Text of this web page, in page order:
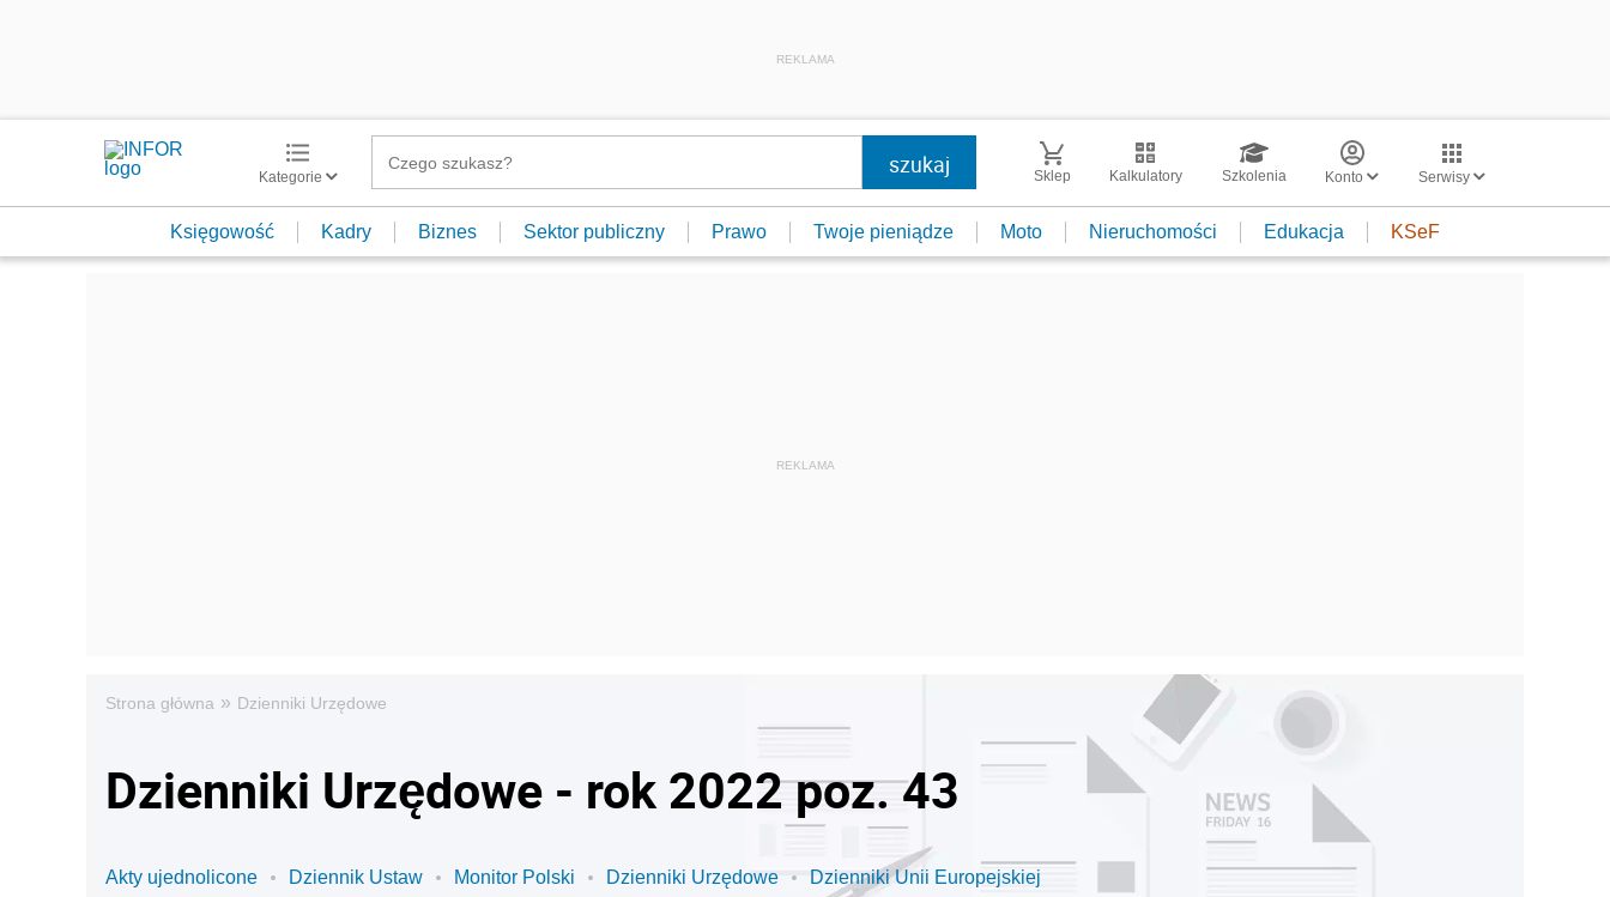
REKLAMA
Kategorie Sklep Kalkulatory Szkolenia Konto Serwisy
Księgowość Kadry Biznes Sektor publiczny Prawo Twoje pieniądze Moto Nieruchomości Edukacja KSeF
Strona główna » Dzienniki Urzędowe
Dzienniki Urzędowe - rok 2022 poz. 43
Akty ujednolicone Dziennik Ustaw Monitor Polski Dzienniki Urzędowe Dzienniki Unii Europejskiej